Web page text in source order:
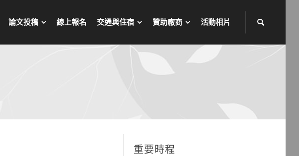
論文投稿 線上報名 交通與住宿 贊助廠商 活動相片
重要時程